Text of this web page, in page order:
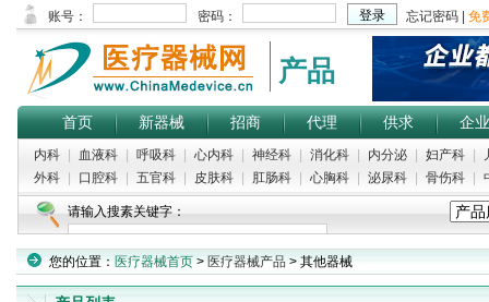
产品
首页 新器械 招商 代理 供求 企业
内科 血液科 呼吸科 心内科 神经科 消化科 内分泌 妇产科
外科
口腔科 五官科 皮肤科 肛肠科 心胸科 泌尿科 骨伤科
请输入搜素关键字：
您的位置： 医疗器械首页 > 医疗器械产品 > 其他器械